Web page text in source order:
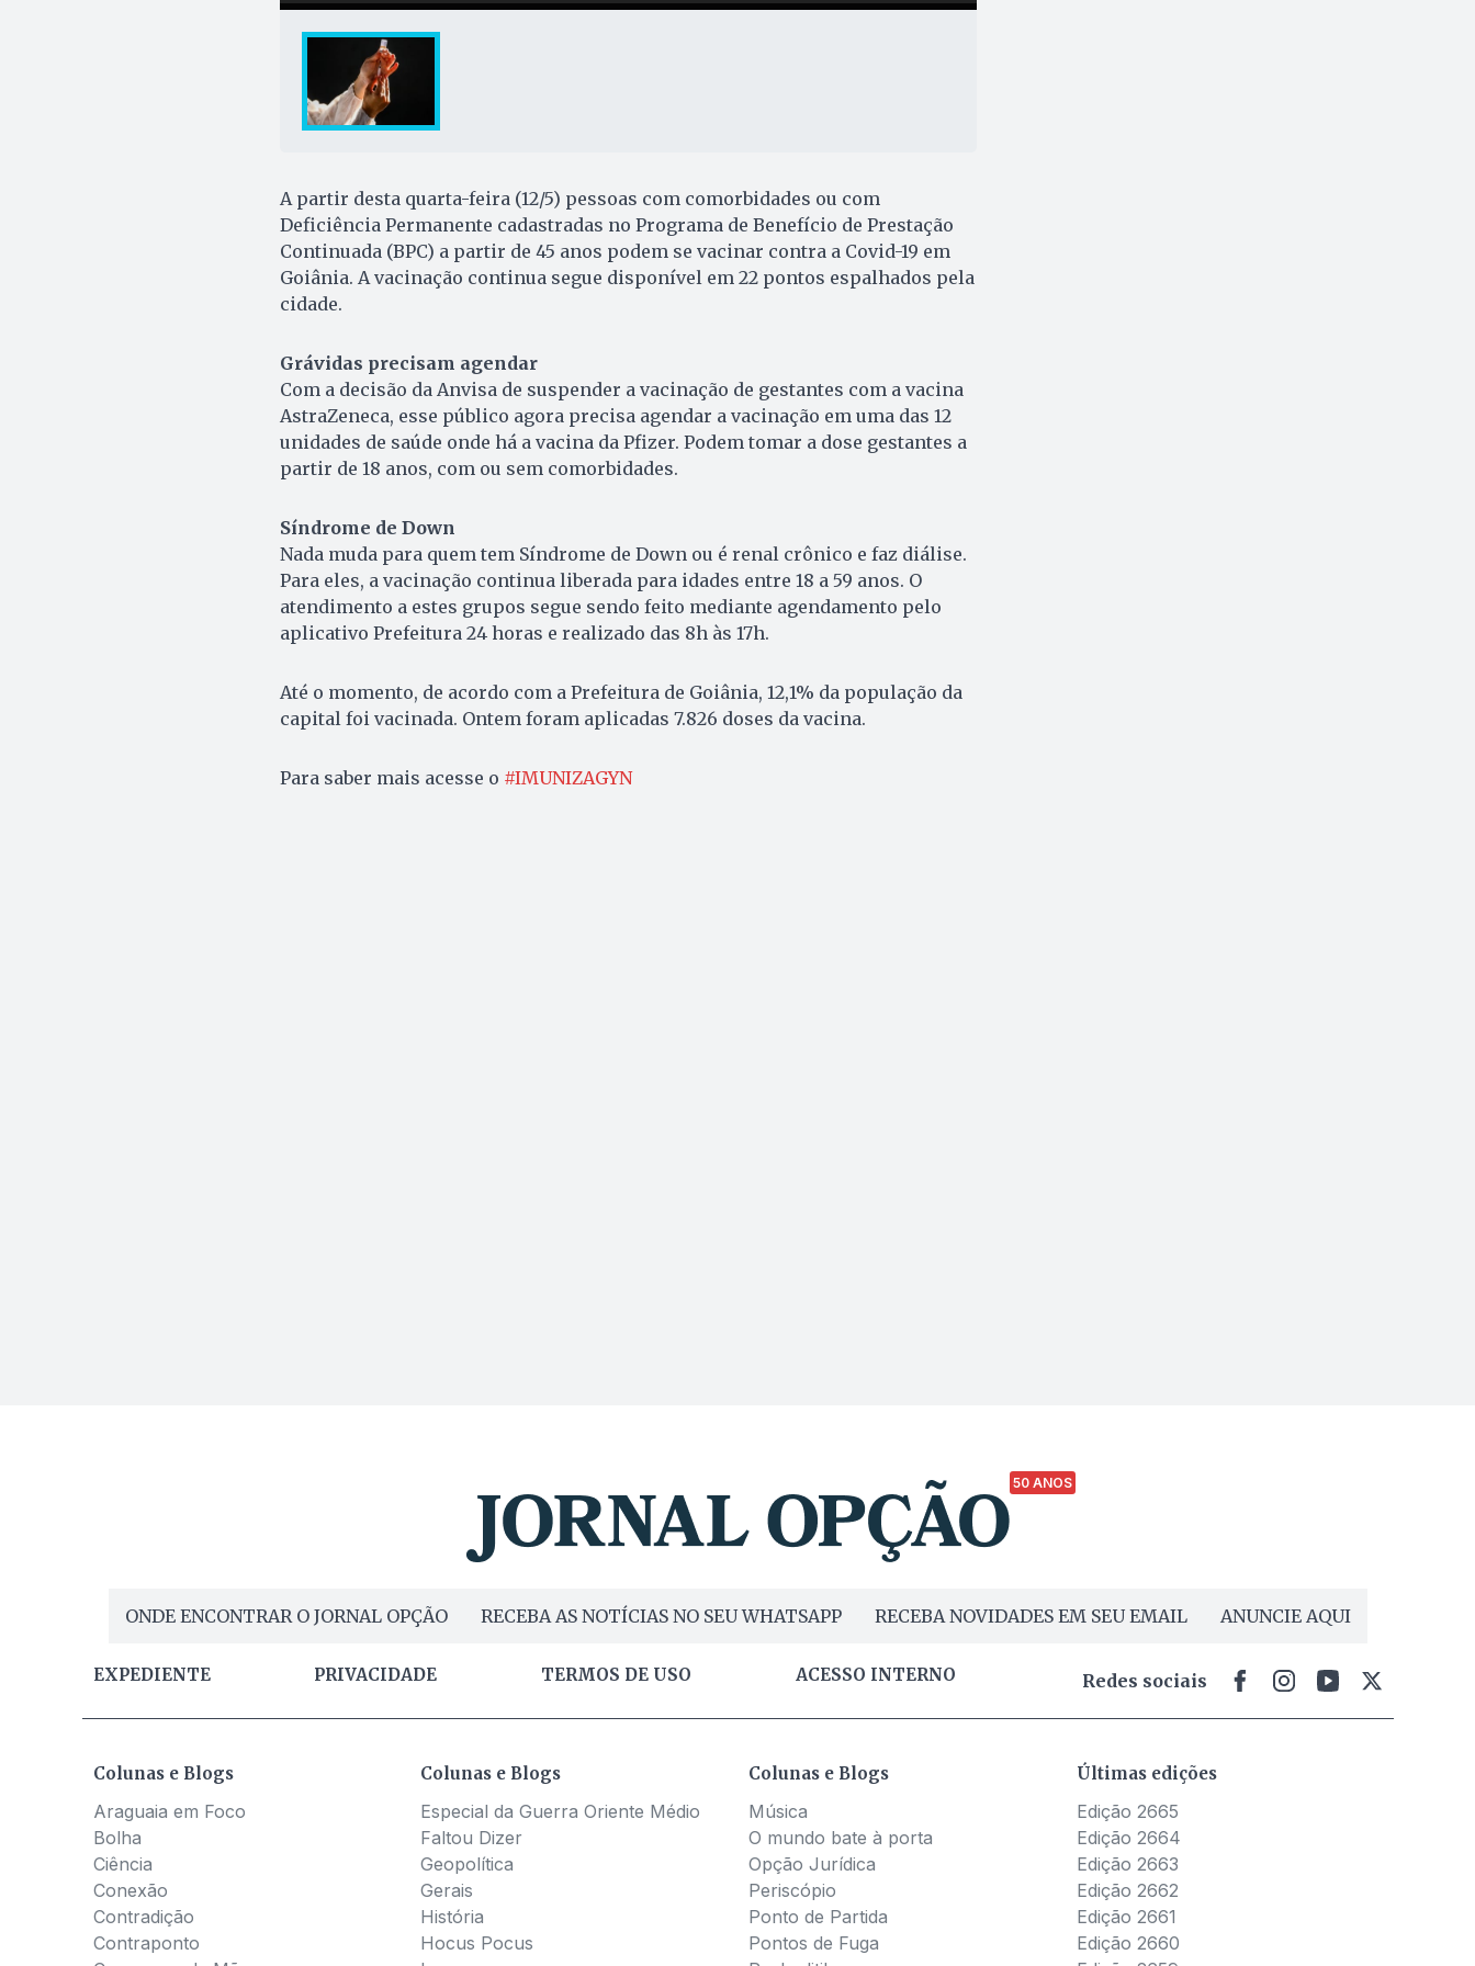
A partir desta quarta-feira (12/5) pessoas com comorbidades ou com
Deficiência Permanente cadastradas no Programa de Benefício de Prestação
Continuada (BPC) a partir de 45 anos podem se vacinar contra a Covid-19 em
Goiânia. A vacinação continua segue disponível em 22 pontos espalhados pela
cidade.
Grávidas precisam agendar
Com a decisão da Anvisa de suspender a vacinação de gestantes com a vacina
AstraZeneca, esse público agora precisa agendar a vacinação em uma das 12
unidades de saúde onde há a vacina da Pfizer. Podem tomar a dose gestantes a
partir de 18 anos, com ou sem comorbidades.
Síndrome de Down
Nada muda para quem tem Síndrome de Down ou é renal crônico e faz diálise.
Para eles, a vacinação continua liberada para idades entre 18 a 59 anos. O
atendimento a estes grupos segue sendo feito mediante agendamento pelo
aplicativo Prefeitura 24 horas e realizado das 8h às 17h.
Até o momento, de acordo com a Prefeitura de Goiânia, 12,1% da população da
capital foi vacinada. Ontem foram aplicadas 7.826 doses da vacina.
Para saber mais acesse o #IMUNIZAGYN
50 ANOS
ONDE ENCONTRAR O JORNAL OPÇÃO RECEBA AS NOTÍCIAS NO SEU WHATSAPP RECEBA NOVIDADES EM SEU EMAIL ANUNCIE AQUI
EXPEDIENTE PRIVACIDADE TERMOS DE USO ACESSO INTERNO Redes sociais
Colunas e Blogs
Araguaia em Foco
Bolha
Ciência
Conexão
Contradição
Contraponto
Colunas e Blogs
Especial da Guerra Oriente Médio
Faltou Dizer
Geopolítica
Gerais
História
Hocus Pocus
Colunas e Blogs
Música
O mundo bate à porta
Opção Jurídica
Periscópio
Ponto de Partida
Pontos de Fuga
Últimas edições
Edição 2665
Edição 2664
Edição 2663
Edição 2662
Edição 2661
Edição 2660